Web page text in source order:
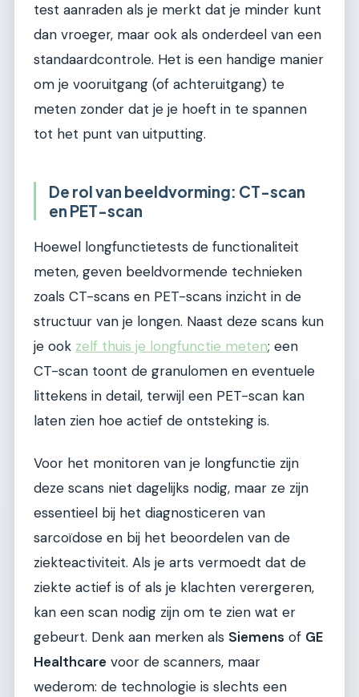
test aanraden als je merkt dat je minder kunt
dan vroeger, maar ook als onderdeel van een
standaardcontrole. Het is een handige manier
om je vooruitgang (of achteruitgang) te
meten zonder dat je je hoeft in te spannen
tot het punt van uitputting.
De rol van beeldvorming: CT-scan
en PET-scan
Hoewel longfunctietests de functionaliteit
meten, geven beeldvormende technieken
zoals CT-scans en PET-scans inzicht in de
structuur van je longen. Naast deze scans kun
je ook zelf thuis je longfunctie meten; een
CT-scan toont de granulomen en eventuele
littekens in detail, terwijl een PET-scan kan
laten zien hoe actief de ontsteking is.
Voor het monitoren van je longfunctie zijn
deze scans niet dagelijks nodig, maar ze zijn
essentieel bij het diagnosticeren van
sarcoïdose en bij het beoordelen van de
ziekteactiviteit. Als je arts vermoedt dat de
ziekte actief is of als je klachten verergeren,
kan een scan nodig zijn om te zien wat er
gebeurt. Denk aan merken als Siemens of GE
Healthcare voor de scanners, maar
wederom: de technologie is slechts een